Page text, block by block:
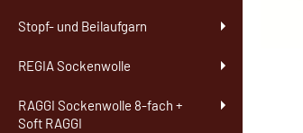
Stopf- und Beilaufgarn
REGIA Sockenwolle
RAGGI Sockenwolle 8-fach +
Soft RAGGI